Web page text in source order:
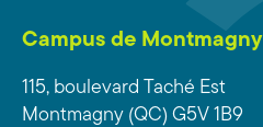
Campus de Montmagny
115, boulevard Taché Est
Montmagny (QC) G5V 1B9